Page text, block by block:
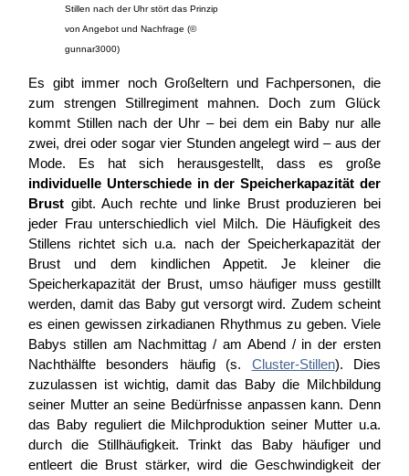
Stillen nach der Uhr stört das Prinzip
von Angebot und Nachfrage (©
gunnar3000)
Es gibt immer noch Großeltern und Fachpersonen, die
zum strengen Stillregiment mahnen. Doch zum Glück
kommt Stillen nach der Uhr – bei dem ein Baby nur alle
zwei, drei oder sogar vier Stunden angelegt wird – aus der
Mode. Es hat sich herausgestellt, dass es große
individuelle Unterschiedein der Speicherkapazität der
Brust gibt. Auch rechte und linke Brust produzieren bei
jeder Frau unterschiedlich viel Milch. Die Häufigkeit des
Stillens richtet sich u.a. nach der Speicherkapazität der
Brust und dem kindlichen Appetit. Je kleiner die
Speicherkapazität der Brust, umso häufiger muss gestillt
werden, damit das Baby gut versorgt wird. Zudem scheint
es einen gewissen zirkadianen Rhythmus zu geben. Viele
Babys stillen am Nachmittag / am Abend / in der ersten
Nachthälfte besonders häufig (s. Cluster-Stillen). Dies
zuzulassen ist wichtig, damit das Baby die Milchbildung
seiner Mutter an seine Bedürfnisse anpassen kann. Denn
das Baby reguliert die Milchproduktion seiner Mutter u.a.
durch die Stillhäufigkeit. Trinkt das Baby häufiger und
entleert die Brust stärker, wird die Geschwindigkeit der